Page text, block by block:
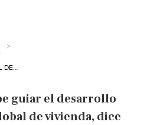
guiar el desarrollo
de vivienda, dice